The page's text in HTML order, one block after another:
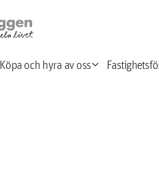
Köpa och hyra av ossexpand_more